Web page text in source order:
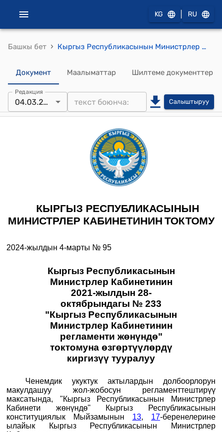
KG RU
Башкы бет › Кыргыз Республикасынын Министрлер Кабинетинин 2024-жылдын 4-марты № 95 "Кыргыз Республикасынын Министрлер Кабинетинин 2021-жылдын 28-октябрындагы № 233 "Кыргыз Республикасынын Министрлер Кабинетинин регламенти жөнүндө" токтомуна өзгөртүүлөрдү киргизүү тууралуу" токтому
Документ Маалыматтар Шилтеме документтер
Редакция
04.03.2024 Салыштыруу